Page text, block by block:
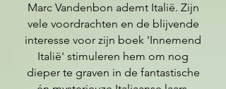
Marc Vandenbon ademt Italië. Zijn
vele voordrachten en de blijvende
interesse voor zijn boek 'Innemend
Italië' stimuleren hem om nog
dieper te graven in de fantastische